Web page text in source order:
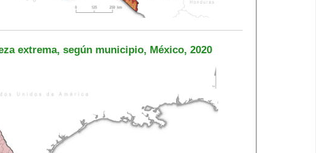
extrema, según municipio, México, 2020